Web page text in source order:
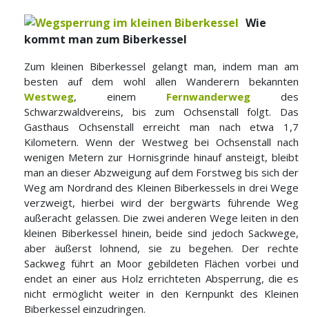
Wie
kommt man zum Biberkessel
Zum kleinen Biberkessel gelangt man, indem man am
besten auf dem wohl allen Wanderern bekannten
Westweg, einem Fernwanderweg des
Schwarzwaldvereins, bis zum Ochsenstall folgt. Das
Gasthaus Ochsenstall erreicht man nach etwa 1,7
Kilometern. Wenn der Westweg bei Ochsenstall nach
wenigen Metern zur Hornisgrinde hinauf ansteigt, bleibt
man an dieser Abzweigung auf dem Forstweg bis sich der
Weg am Nordrand des Kleinen Biberkessels in drei Wege
verzweigt, hierbei wird der bergwärts führende Weg
außeracht gelassen. Die zwei anderen Wege leiten in den
kleinen Biberkessel hinein, beide sind jedoch Sackwege,
aber äußerst lohnend, sie zu begehen. Der rechte
Sackweg führt an Moor gebildeten Flächen vorbei und
endet an einer aus Holz errichteten Absperrung, die es
nicht ermöglicht weiter in den Kernpunkt des Kleinen
Biberkessel einzudringen.